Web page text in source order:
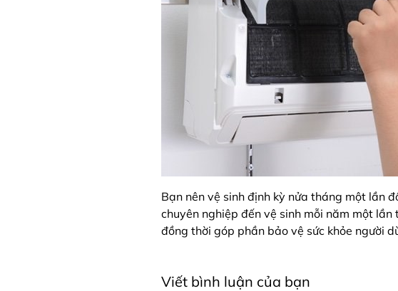
Bạn nên vệ sinh định kỳ nửa tháng một lần
chuyên nghiệp đến vệ sinh mỗi năm một
đồng thời góp phần bảo vệ sức khỏe người
Viết bình luận của bạn